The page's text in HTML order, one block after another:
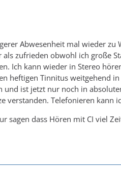
Abwesenheit mal wieder
als zufrieden obwohl ich große
Ich kann wieder in Stereo
heftigen Tinnitus weitgehend
und ist jetzt nur noch in
verstanden. Telefonieren
sagen dass Hören mit CI viel